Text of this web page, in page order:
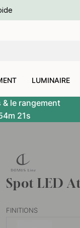
LUMINAIRE
le rangement
20s
Spot LED
FINITIONS